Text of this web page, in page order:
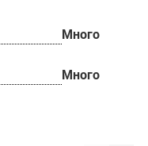
Много
Много